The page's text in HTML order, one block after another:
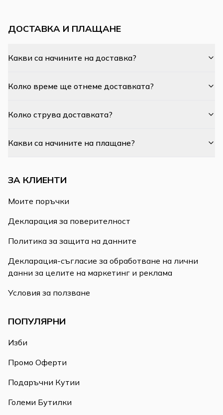
ДОСТАВКА И ПЛАЩАНЕ
Какви са начините на доставка?
Колко време ще отнеме доставката?
Колко струва доставката?
Какви са начините на плащане?
ЗА КЛИЕНТИ
Моите поръчки
Декларация за поверителност
Политика за защита на данните
Декларация-съгласие за обработване на лични
данни за целите на маркетинг и реклама
Условия за ползване
ПОПУЛЯРНИ
Изби
Промо Оферти
Подаръчни Кутии
Големи Бутилки